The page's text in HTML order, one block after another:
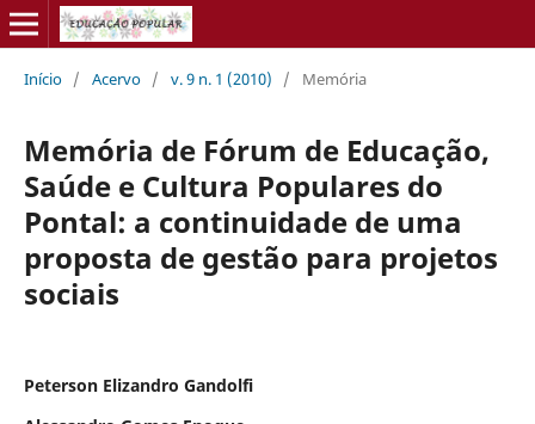
Início / Acervo / v. 9 n. 1 (2010) / Memória
Memória de Fórum de Educação,
Saúde e Cultura Populares do
Pontal: a continuidade de uma
proposta de gestão para projetos
sociais
Peterson Elizandro Gandolfi